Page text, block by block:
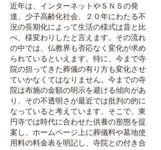
近年は、インターネットやＳＮＳの発
達、少子高齢化社会、２０年にわたる不
況の長期化によって生活の様式は昔と比
べ、様変わりしたと言えます。その流れ
の中では、仏教界も否応なく変化が求め
られているといえます。特に、今まで寺
院の担ってきた葬儀の有り方も変化させ
ていかなくてはなりません。今までの寺
院は布施の金額の明示を避ける傾向があ
り、その不透明さが最近では批判の的に
なっていると考えています。そこで、東
円寺では時代に合わせた供養の形態を提
案し、ホームページ上に葬儀料や墓地使
用料の料金表を明記し、寺院との付き合